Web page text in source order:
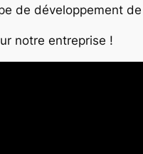
de développement
notre entreprise !